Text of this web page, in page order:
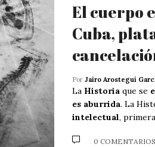
El cuerpo
Cuba,
Por Jairo Arostegui
La Historia que se
es aburrida. La
intelectual,
0 COMENTARIOS